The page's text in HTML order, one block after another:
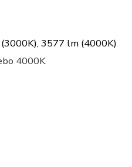
3577 lm (4000K)
4000K